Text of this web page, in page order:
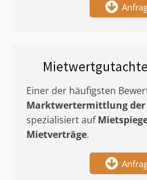
Einer der häufigsten
Marktwertermittlung
spezialisiert auf
Mietverträge.